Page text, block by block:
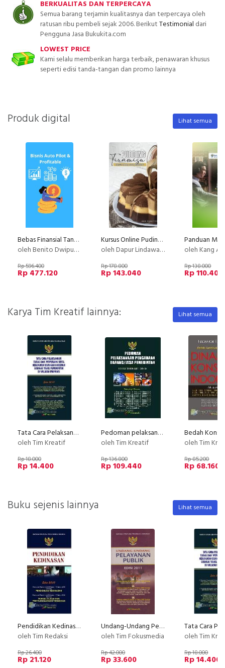
BERKUALITAS DAN TERPERCAYA
Semua barang terjamin kualitasnya dan terpercaya oleh
ratusan ribu pembeli sejak 2006. BerikutTestimonial dari
Pengguna Jasa Bukukita.com
LOWEST PRICE
Kami selalu memberikan harga terbaik, penawaran khusus
seperti edisi tanda-tangan dan promo lainnya
Produk digital Lihat semua
Bebas Finansial Tanpa Kerja Setiap Hari
oleh Benito Dwiputra
Rp 596.400
Rp 477.120
Kursus Online Puding Tiramisu Dapur Lindawaty PU
oleh Dapur Lindawaty
Rp 178.800
Rp 143.040
oleh Kang
Rp 138.000
Rp 110.400
Karya Tim Kreatif lainnya: Lihat semua
Tata Cara Pelaksanaan Tugas dan Wewenang serta Kedudukan Keuangan Gubernur Sebagai Wakil Pemerintah di Wilayah Provinsi
oleh Tim Kreatif
Rp 18.000
Rp 14.400
Pedoman pelaksanaan Pengadaan Barang/Jasa Pemerintah (Edisi Terbaru 2010)
oleh Tim Kreatif
Rp 136.800
Rp 109.440
oleh Tim
Rp 85.200
Rp 68.160
Buku sejenis lainnya Lihat semua
Pendidikan Kedinasan Edisi 2010
oleh Tim Redaksi
Rp 26.400
Rp 21.120
Undang-Undang Pelayanan Publik (Edisi 2011)
oleh Tim Fokusmedia
Rp 42.000
Rp 33.600
oleh Tim
Rp 18.000
Rp 14.400